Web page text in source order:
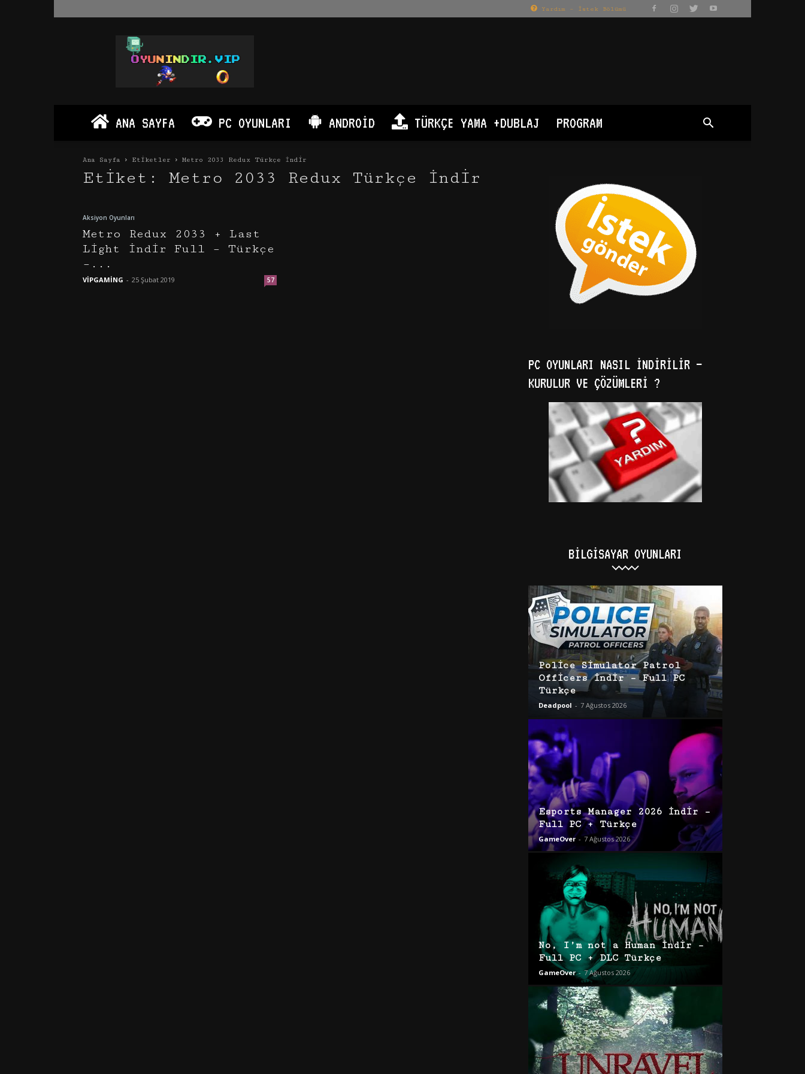
Yardım – İstek Bölümü
Oyun
İndir
PC
Android
Apk
ANA SAYFA PC OYUNLARI ANDROID TÜRKÇE YAMA +DUBLAJ PROGRAM
Ana Sayfa Etiketler Metro 2033 Redux Türkçe İndir
Etiket: Metro 2033 Redux Türkçe İndir
Aksiyon Oyunları
Metro Redux 2033 + Last
Light İndir Full – Türkçe
–...
VİPGAMİNG - 25 Şubat 2019 57
PC OYUNLARI NASIL İNDIRILIR –
KURULUR VE ÇÖZÜMLERI ?
BILGISAYAR OYUNLARI
Police Simulator Patrol
Officers İndir – Full PC
Türkçe
Deadpool - 7 Ağustos 2026
Esports Manager 2026 İndir –
Full PC + Türkçe
GameOver - 7 Ağustos 2026
No, I’m not a Human İndir –
Full PC + DLC Türkçe
GameOver - 7 Ağustos 2026